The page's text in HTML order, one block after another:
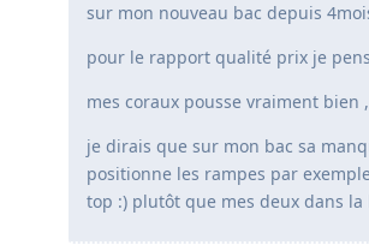
sur mon nouveau bac depuis
pour le rapport qualité prix je
mes coraux pousse vraiment bien ,
je dirais que sur mon bac sa
positionne les rampes par
top :) plutôt que mes deux dans